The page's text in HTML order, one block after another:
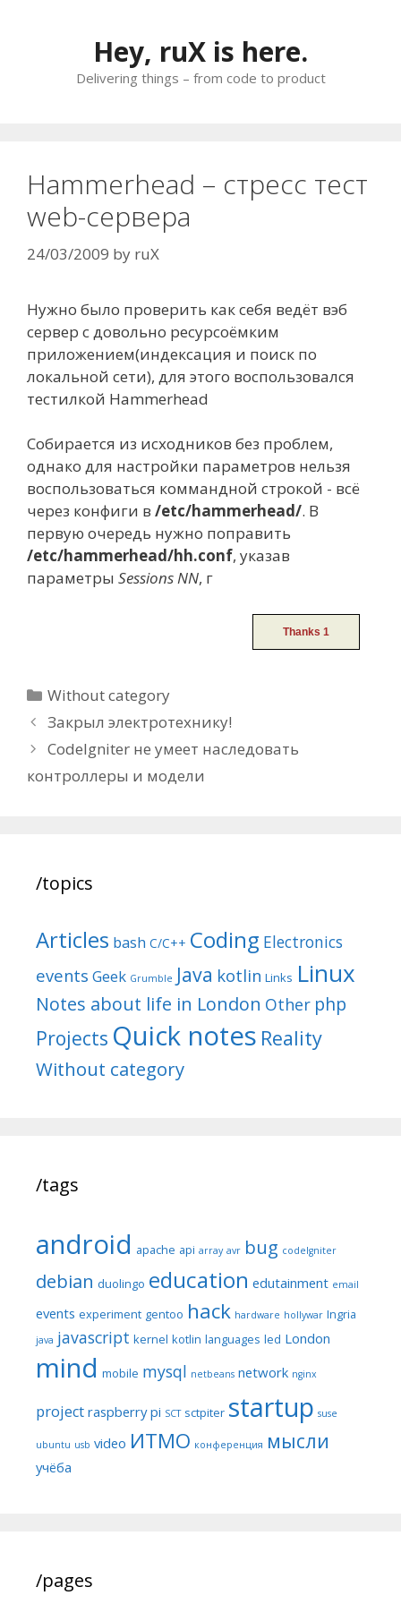
Hey, ruX is here.
Delivering things – from code to product
Hammerhead – стресс тест
web-сервера
24/03/2009 by ruX
Нужно было проверить как себя ведёт вэб
сервер с довольно ресурсоёмким
приложением(индексация и поиск по
локальной сети), для этого воспользовался
тестилкой Hammerhead
Собирается из исходников без проблем,
однако для настройки параметров нельзя
воспользоваться коммандной строкой - всё
через конфиги в /etc/hammerhead/. В
первую очередь нужно поправить
/etc/hammerhead/hh.conf, указав
параметры Sessions NN, г
Categories
Without category
Post
navigation
Закрыл электротехнику!
CodeIgniter не умеет наследовать
контроллеры и модели
/topics
Articles bash C/C++ Coding Electronics
events Geek Grumble Java kotlin Links Linux
Notes about life in London Other php
Projects Quick notes Reality
Without category
/tags
android apache api array avr bug codeIgniter
debian duolingo education edutainment email
events experiment gentoo hack hardware hollywar Ingria
java javascript kernel kotlin languages led London
mind mobile mysql netbeans network nginx
project raspberry pi SCT sctpiter startup suse
ubuntu usb video ИТМО конференция мысли
учёба
/pages